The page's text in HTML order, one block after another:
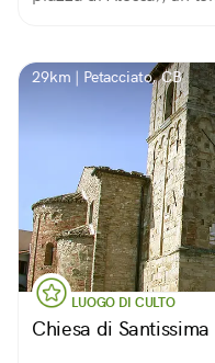
29km | Petacciato, CB
LUOGO DI CULTO
Chiesa di